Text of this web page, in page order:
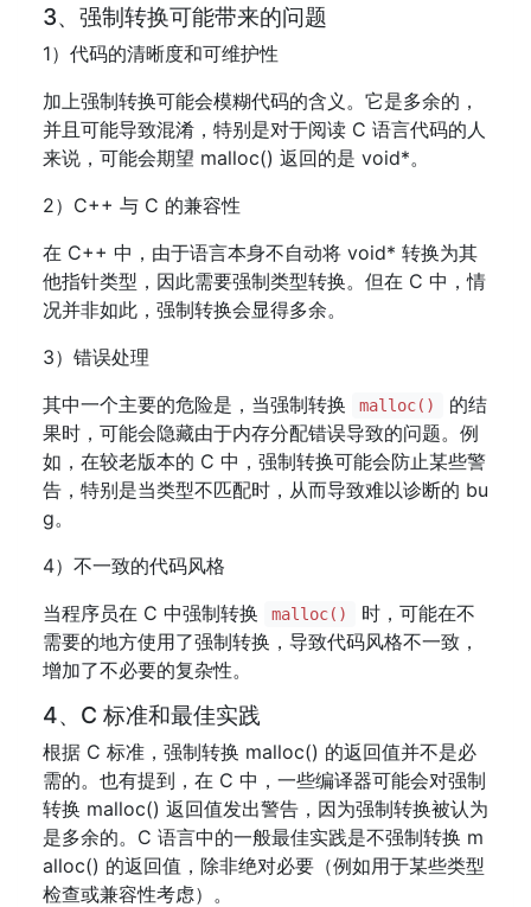
3、强制转换可能带来的问题
1）代码的清晰度和可维护性
加上强制转换可能会模糊代码的含义。它是多余的，
并且可能导致混淆，特别是对于阅读 C 语言代码的人
来说，可能会期望 malloc() 返回的是 void*。
2）C++ 与 C 的兼容性
在 C++ 中，由于语言本身不自动将 void* 转换为其
他指针类型，因此需要强制类型转换。但在 C 中，情
况并非如此，强制转换会显得多余。
3）错误处理
其中一个主要的危险是，当强制转换
malloc()
的结
果时，可能会隐藏由于内存分配错误导致的问题。例
如，在较老版本的 C 中，强制转换可能会防止某些警
告，特别是当类型不匹配时，从而导致难以诊断的 bu
g。
4）不一致的代码风格
当程序员在 C 中强制转换
malloc()
时，可能在不
需要的地方使用了强制转换，导致代码风格不一致，
增加了不必要的复杂性。
4、C 标准和最佳实践
根据 C 标准，强制转换 malloc() 的返回值并不是必
需的。也有提到，在 C 中，一些编译器可能会对强制
转换 malloc() 返回值发出警告，因为强制转换被认为
是多余的。C 语言中的一般最佳实践是不强制转换 m
alloc() 的返回值，除非绝对必要（例如用于某些类型
检查或兼容性考虑）。